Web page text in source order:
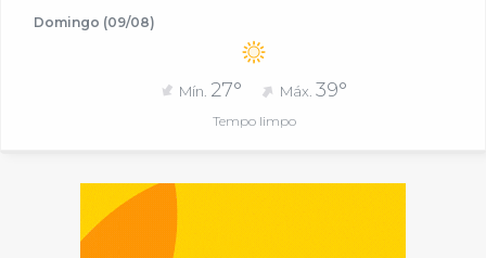
Domingo (09/08)
Mín. 27° Máx.39°
Tempo limpo